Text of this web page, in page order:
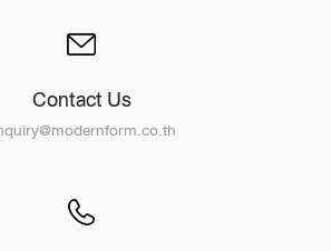
Contact Us